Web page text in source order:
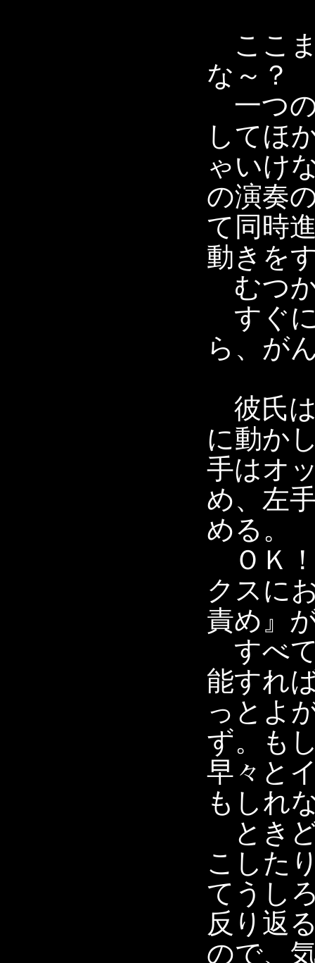
ここ
な～？
一つ
してほ
ゃいけ
の演奏
て同時
動きを
むつ
すぐ
ら、が
彼氏
に動か
手はオ
め、左
める。
ＯＫ
クスに
責め』
すべ
能すれ
っとよ
ず。も
早々と
もしれ
とき
こした
てうし
反り返
ので、